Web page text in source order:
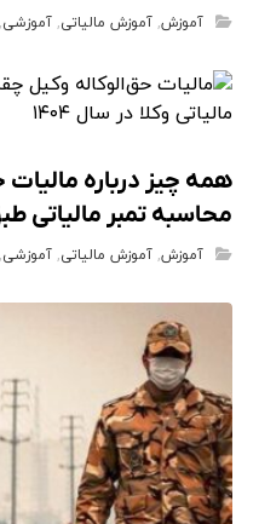
آموزش,آموزش مالیاتی,آموزشی,
همه چیز درباره مالیات
محاسبه تمبر مالیاتی طبق
آموزش,آموزش مالیاتی,آموزشی,